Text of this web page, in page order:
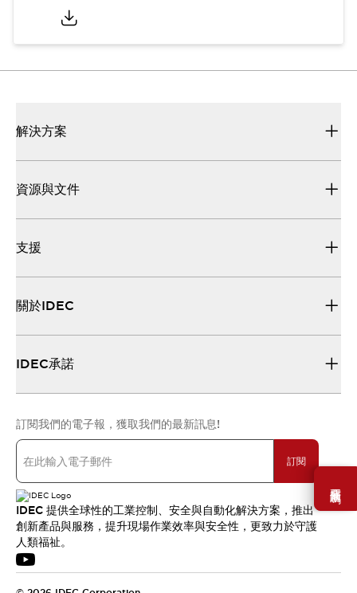
需要幫助嗎？
解決方案
資源與文件
支援
關於IDEC
IDEC承諾
訂閱我們的電子報，獲取我們的最新訊息!
訂閱
IDEC 提供全球性的工業控制、安全與自動化解決方案，推出
創新產品與服務，提升現場作業效率與安全性，更致力於守護
人類福祉。